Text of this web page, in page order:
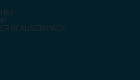
REALISIERUNGEN